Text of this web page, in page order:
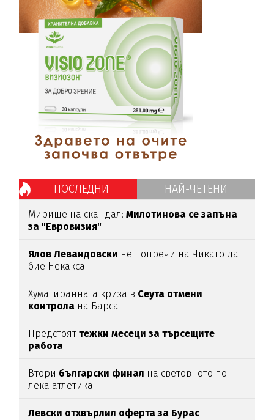
ПОСЛЕДНИ НАЙ-ЧЕТЕНИ
Мирише на скандал:Милотинова се запъна
за "Евровизия"
Ялов Левандовски не попречи на Чикаго да
бие Некакса
Хуматиранната криза в Сеута отмени
контрола на Барса
Предстояттежки месеци за търсещите
работа
Втори български финал на световното по
лека атлетика
Левски отхвърлил оферта за Бурас